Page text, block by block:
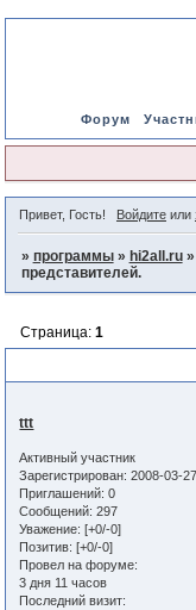
Форум
Привет, Гость! Войдитеили
» программы » hi2all.ru »
представителей.
Страница: 1
ttt
Активный участник
Зарегистрирован: 2008-03-27
Приглашений: 0
Сообщений: 297
Уважение: [+0/-0]
Позитив: [+0/-0]
Провел на форуме:
3 дня 11 часов
Последний визит: